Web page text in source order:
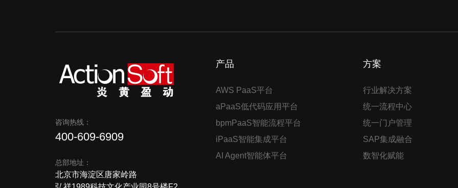
咨询热线：
400-609-6909
总部地址：
北京市海淀区唐家岭路
产品
AWS PaaS平台
aPaaS低代码应用平台
bpmPaaS智能流程平台
iPaaS智能集成平台
AI Agent智能体平台
方案
行业解决方案
统一流程中心
统一门户管理
SAP集成融合
数智化赋能